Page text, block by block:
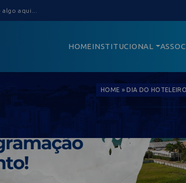
HOMEINSTITUCIONAL
HOME »DIA DO